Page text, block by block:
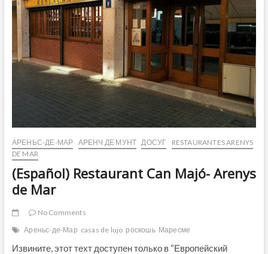
MAR
АРЕНЬС-ДЕ-МАР АРЕНЧ ДЕ МУНТ ДОСУГ
RESTAURANTES ARENYS
DE MAR
(Español) Restaurant Can Majó- Arenys
de Mar
No Comments
Ареньс-де-Мар casas de lujo роскошь Маресме
Извините, этот техт доступен только в “Европейский